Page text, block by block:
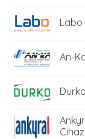
Labo
An-